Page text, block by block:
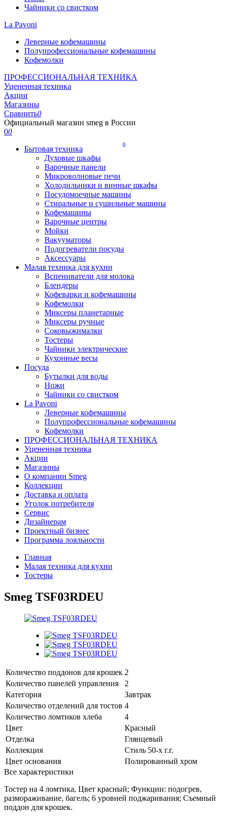
Чайники со свистком
La Pavoni
Леверные кофемашины
Полупрофессиональные кофемашины
Кофемолки
ПРОФЕССИОНАЛЬНАЯ ТЕХНИКА
Уцененная техника
Акции
Магазины
Сравнить0
Официальный магазин smeg в России
0
0
0
Бытовая техника
Духовые шкафы
Варочные панели
Микроволновые печи
Холодильники и винные шкафы
Посудомоечные машины
Стиральные и сушильные машины
Кофемашины
Варочные центры
Мойки
Вакууматоры
Подогреватели посуды
Аксессуары
Малая техника для кухни
Вспениватели для молока
Блендеры
Кофеварки и кофемашины
Кофемолки
Миксеры планетарные
Миксеры ручные
Соковыжималки
Тостеры
Чайники электрические
Кухонные весы
Посуда
Бутылки для воды
Ножи
Чайники со свистком
La Pavoni
Леверные кофемашины
Полупрофессиональные кофемашины
Кофемолки
ПРОФЕССИОНАЛЬНАЯ ТЕХНИКА
Уцененная техника
Акции
Магазины
О компании Smeg
Коллекции
Доставка и оплата
Уголок потребителя
Сервис
Дизайнерам
Проектный бизнес
Программа лояльности
Главная
Малая техника для кухни
Тостеры
Smeg TSF03RDEU
Количество поддонов для крошек 2
Количество панелей управления
2
Категория
Завтрак
Количество отделений для тостов 4
Количество ломтиков хлеба
4
Цвет
Красный
Отделка
Глянцевый
Коллекция
Стиль 50-х г.г.
Цвет основания
Полированный хром
Все характеристики
Тостер на 4 ломтика, Цвет красный; Функции: подогрев,
размораживание, багель; 6 уровней поджаривания; Съемный
поддон для крошек.